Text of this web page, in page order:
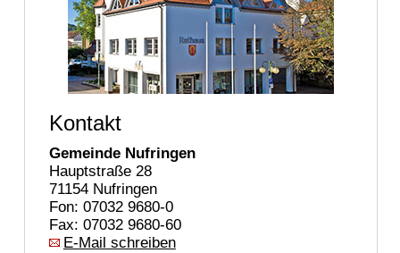
Kontakt
Gemeinde Nufringen
Hauptstraße 28
71154 Nufringen
Fon: 07032 9680-0
Fax: 07032 9680-60
E-Mail schreiben